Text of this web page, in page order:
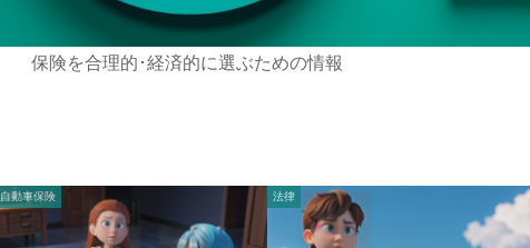
保険を合理的･経済的に選ぶための情報
自動車保険 法律